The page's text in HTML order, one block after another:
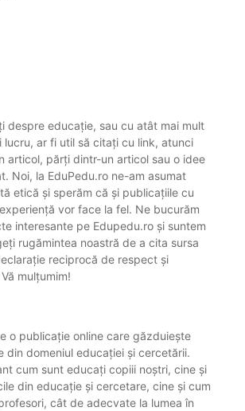
despre educație, sau cu atât mai mult
lucru, ar fi util să citați cu link, atunci
articol, părți dintr-un articol sau o idee
Noi, la EduPedu.ro ne-am asumat
etică și sperăm că și publicațiile cu
vor face la fel. Ne bucurăm
interesante pe Edupedu.ro și suntem
rugămintea noastră de a cita sursa
reciprocă de respect și
mulțumim!
o publicație online care găzduiește
din domeniul educației și cercetării.
cum sunt educați copiii noștri, cine și
din educație și cercetare, cine și cum
cât de adecvate la lumea în